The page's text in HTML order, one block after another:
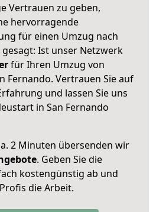
Vertrauen zu geben,
hervorragende
für einen Umzug nach
gesagt: Ist unser Netzwerk
für Ihren Umzug von
Fernando. Vertrauen Sie auf
und lassen Sie uns
in San Fernando
2 Minuten übersenden wir
. Geben Sie die
kostengünstig ab und
die Arbeit.